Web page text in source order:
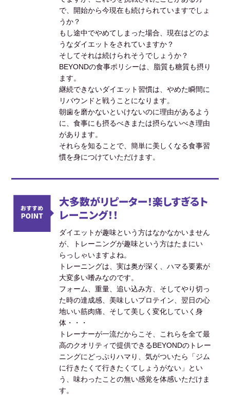
で、開始から今現在も続けられていますでしょ
うか？
もし途中でやめてしまった場合、現在はどのよ
うなダイエットをされていますか？
そしてそれは続けられそうでしょうか？
BEYONDの食事ポリシーは、脂質も糖質も摂り
ます。
継続できないダイエット習慣は、やめた瞬間に
リバウンドと戦うことになります。
朝歯を磨かないといけないのに理由があるよう
に、食事にも摂るべきまたは摂らないべき理由
があります。
それらを知ることで、簡単に美しくなる食事習
慣を身につけていただけます。
大多数がリピーター！楽しすぎるト
レーニング！！
ダイエットが趣味という方はなかなかいません
が、トレーニングが趣味という方はたまにい
らっしゃいますよね。
トレーニングは、実は奥が深く、ハマる要素が
大変多い嗜みなのです。
フォーム、重量、追い込み方、そしてやり切っ
た時の達成感、美味しいプロテイン、翌日の心
地いい筋肉痛、そして美しく変化していく身
体・・・
トレーナーが一流だからこそ、これらを全て最
高のクオリティで提供できるBEYONDのトレー
ニングにどっぷりハマり、気がついたら「ジム
に行きたくて行きたくてしょうがない」とい
う、味わったことの無い感覚を体感いただけま
す。